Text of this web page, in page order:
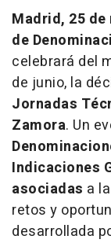
Madrid, 25 de
de
celebrará del
de junio, la
Jornadas
Zamora. Un
Indicaciones
asociadas a
retos y
desarrollada